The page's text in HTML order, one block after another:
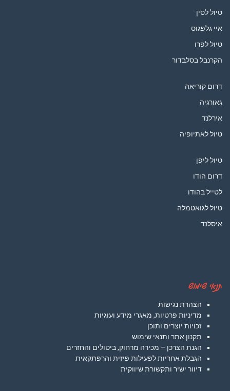
טיול לסין
איי גלפגוס
טיול לפרו
הקרנבל בסלבדור
דרום קוריאה
גאורגיה
אירלנד
טיול לאתיופיה
טיול ליפן
דרום הודו
לטייל בהודו
טיול לגואטמלה
איסלנד
תנאי שימוש
הצהרת נגישות
מדיניות פרטיות, מאגרי מידע ועוגיות
זכויות יוצרים ותוכן
תקנון אתר ותנאי שימוש
הגנת הצרכן – מכירה מרחוק, ביטולים והחזרים
הגבלת אחריות לפעילות פיזית והרפתקאית
דיוור ישיר ותקשורת שיווקית